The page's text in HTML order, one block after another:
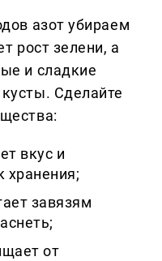
азот убираем
рост зелени, а
и сладкие
Сделайте
вкус и
хранения;
завязям
от